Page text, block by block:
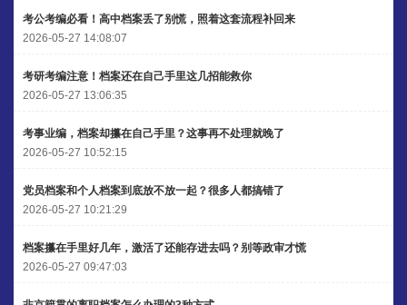
考公考编必看！高中档案丢了别慌，照着这套流程补回来
2026-05-27 14:08:07
考研考编注意！档案还在自己手里这几招能救你
2026-05-27 13:06:35
考事业编，档案却攥在自己手里？这事再不处理就晚了
2026-05-27 10:52:15
党员档案和个人档案到底放不放一起？很多人都搞错了
2026-05-27 10:21:29
档案攥在手里好几年，激活了还能存进去吗？别等政审才慌
2026-05-27 09:47:03